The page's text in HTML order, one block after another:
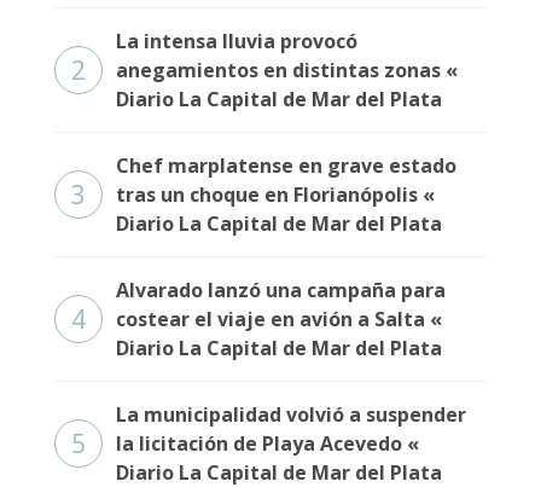
2
La intensa lluvia provocó
anegamientos en distintas zonas «
Diario La Capital de Mar del Plata
3
Chef marplatense en grave estado
tras un choque en Florianópolis «
Diario La Capital de Mar del Plata
4
Alvarado lanzó una campaña para
costear el viaje en avión a Salta «
Diario La Capital de Mar del Plata
5
La municipalidad volvió a suspender
la licitación de Playa Acevedo «
Diario La Capital de Mar del Plata